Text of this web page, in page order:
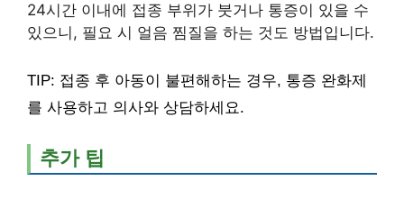
24시간 이내에 접종 부위가 붓거나 통증이 있을 수
있으니, 필요 시 얼음 찜질을 하는 것도 방법입니다.
TIP: 접종 후 아동이 불편해하는 경우, 통증 완화제
를 사용하고 의사와 상담하세요.
추가 팁